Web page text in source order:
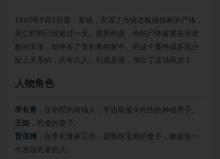
1960年9月1日晨，某镇，发现了当铺老板姚钱树的尸体，
死亡时间已经超过一天。诡异的是，他的尸体被塞在张老
板的车里，却停在了李长青的家中。而这个案件或多或少
扯上关系的，共有六人。到底是谁，演出了这场风波？
人物角色
李长青 ，住别墅的有钱人，半边脸被火灼伤的神秘男子。
王姐
，死者的妻子。
贾保姆 ，在李长青家工作，是甄珠宝商的妻子，她是第一
个发现死者的人。